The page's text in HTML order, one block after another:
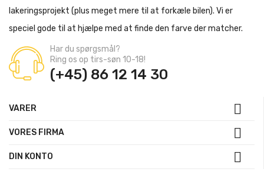
lakeringsprojekt (plus meget mere til at forkæle bilen). Vi er
speciel gode til at hjælpe med at finde den farve der matcher.
Har du spørgsmål?
Ring os op tirs-søn 10-18!
(+45) 86 12 14 30
VARER 
VORES FIRMA 
DIN KONTO 